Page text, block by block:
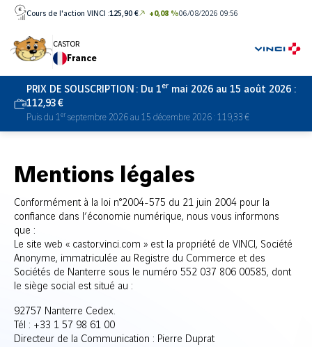
Aller
contenu
CASTOR
France
PRIX DE SOUSCRIPTION :Du 1er mai 2026 au 15 août 2026 :
112,93 €
Puis du 1er septembre 2026 au 15 décembre 2026 : 119,33 €
Cours de l'action VINCI :125,90 € +0,08 %06/08/2026 09:56
Mentions légales
Conformément à la loi n°2004-575 du 21 juin 2004 pour la
confiance dans l’économie numérique, nous vous informons
que :
Le site web « castor.vinci.com » est la propriété de VINCI, Société
Anonyme, immatriculée au Registre du Commerce et des
Sociétés de Nanterre sous le numéro 552 037 806 00585, dont
le siège social est situé au :
92757 Nanterre Cedex.
Tél : +33 1 57 98 61 00
Directeur de la Communication : Pierre Duprat